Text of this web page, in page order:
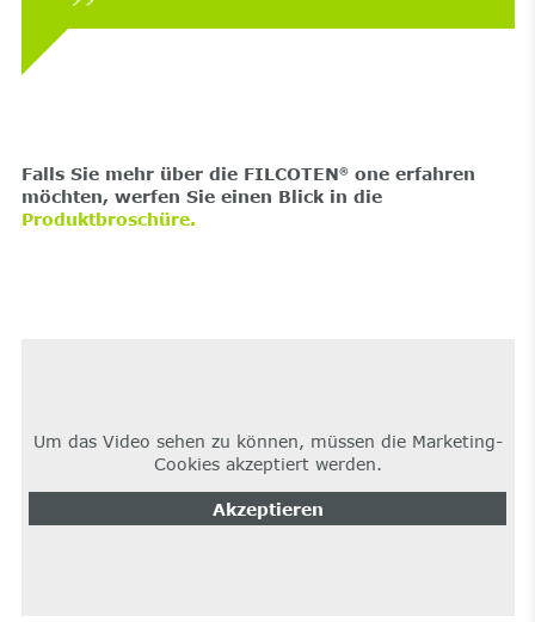
Falls Sie mehr über die FILCOTEN®one erfahren
möchten, werfen Sie einen Blick in die
Produktbroschüre.
Um das Video sehen zu können, müssen die Marketing-
Cookies akzeptiert werden.
Akzeptieren